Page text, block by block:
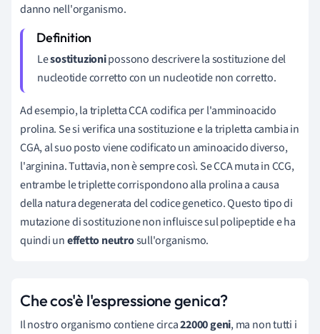
danno nell'organismo.
Lesostituzionipossono descrivere la sostituzione del
nucleotide corretto con un nucleotide non corretto.
Ad esempio, la tripletta CCA codifica per l'amminoacido
prolina. Se si verifica una sostituzione e la tripletta cambia in
CGA, al suo posto viene codificato un aminoacido diverso,
l'arginina. Tuttavia, non è sempre così. Se CCA muta in CCG,
entrambe le triplette corrispondono alla prolina a causa
della natura degenerata del codice genetico. Questo tipo di
mutazione di sostituzione non influisce sul polipeptide e ha
quindi uneffetto neutrosull'organismo.
Che cos'è l'espressione genica?
Il nostro organismo contiene circa22000 geni, ma non tutti i